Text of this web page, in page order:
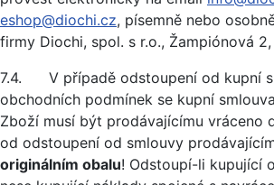
eshop@diochi.cz, písemně nebo
firmy Diochi, spol. s r.o., Žampiónová 2,
7.4. V případě odstoupení od kupní
obchodních podmínek se kupní
Zboží musí být prodávajícímu vráceno
od odstoupení od smlouvy
originálním obalu! Odstoupí-li kupující